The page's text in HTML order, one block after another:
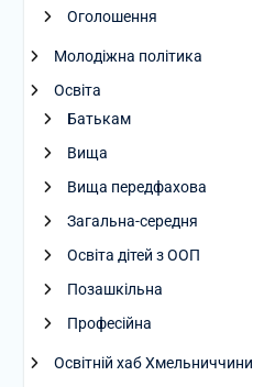
Оголошення
Молодіжна політика
Освіта
Батькам
Вища
Вища передфахова
Загальна-середня
Освіта дітей з ООП
Позашкільна
Професійна
Освітній хаб Хмельниччини